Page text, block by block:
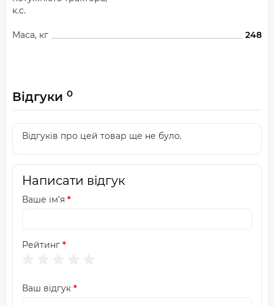
к.с.
Маса, кг 248
Відгуки 0
Відгуків про цей товар ще не було.
Написати відгук
Ваше ім’я
Рейтинг
Ваш відгук